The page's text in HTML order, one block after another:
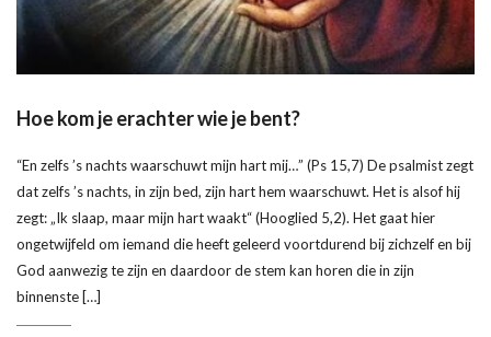
Hoe kom je erachter wie je bent?
“En zelfs ’s nachts waarschuwt mijn hart mij…” (Ps 15,7) De psalmist zegt
dat zelfs ’s nachts, in zijn bed, zijn hart hem waarschuwt. Het is alsof hij
zegt: „Ik slaap, maar mijn hart waakt“ (Hooglied 5,2). Het gaat hier
ongetwijfeld om iemand die heeft geleerd voortdurend bij zichzelf en bij
God aanwezig te zijn en daardoor de stem kan horen die in zijn
binnenste […]